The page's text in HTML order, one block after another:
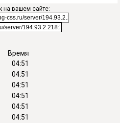
на вашем сайте:
Время
04:51
04:51
04:51
04:51
04:51
04:51